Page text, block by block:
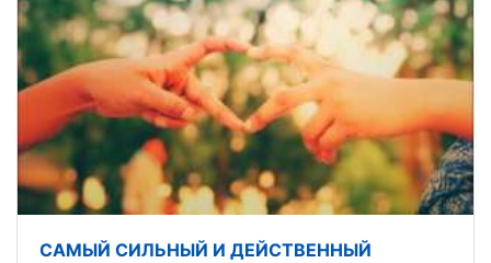
САМЫЙ СИЛЬНЫЙ И ДЕЙСТВЕННЫЙ